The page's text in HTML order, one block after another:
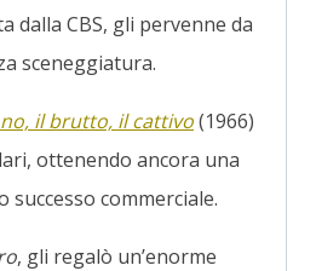
dalla CBS, gli pervenne da
sceneggiatura.
il brutto, il cattivo(1966)
ottenendo ancora una
commerciale.
, gli regalò un’enorme